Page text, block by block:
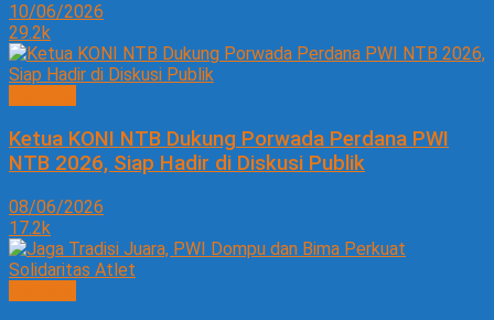
10/06/2026
29.2k
Ketua KONI NTB Dukung Porwada Perdana PWI
NTB 2026, Siap Hadir di Diskusi Publik
08/06/2026
17.2k